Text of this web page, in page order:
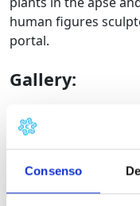
Consenso
human figures
portal.
Gallery:
Borgo